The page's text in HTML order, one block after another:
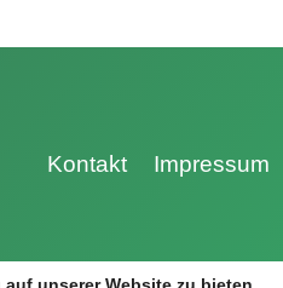
Kontakt Impressum